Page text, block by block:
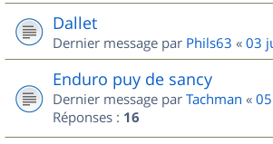
Dallet
Dernier message par Phils63 « 03
Enduro puy de sancy
Dernier message par Tachman «
Réponses : 16